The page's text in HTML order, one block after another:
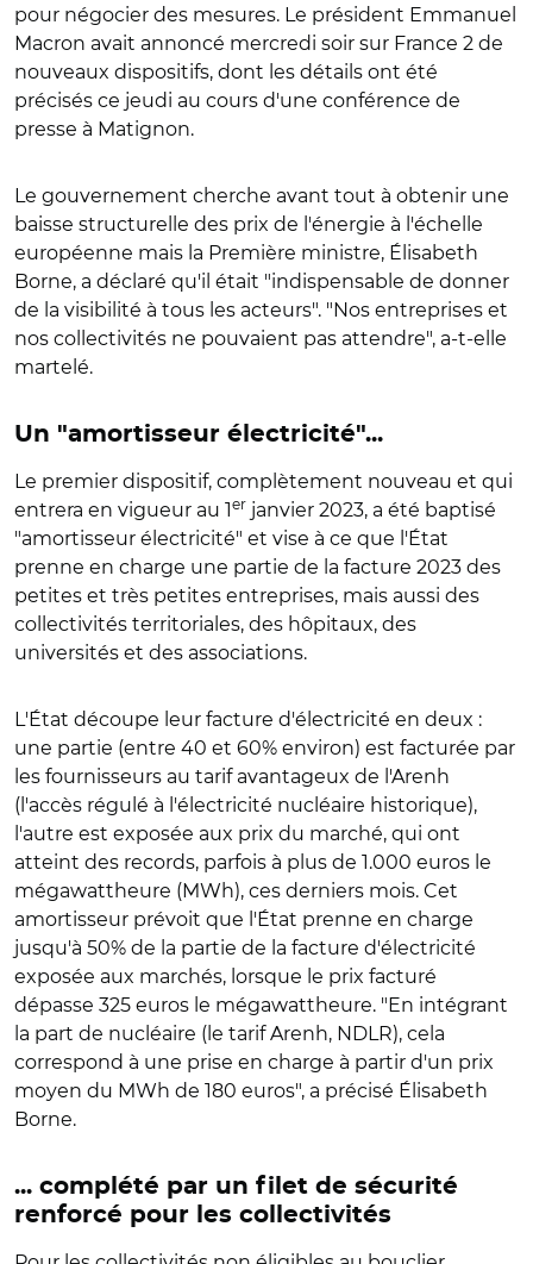
pour négocier des mesures. Le président Emmanuel
Macron avait annoncé mercredi soir sur France 2 de
nouveaux dispositifs, dont les détails ont été
précisés ce jeudi au cours d'une conférence de
presse à Matignon.
Le gouvernement cherche avant tout à obtenir une
baisse structurelle des prix de l'énergie à l'échelle
européenne mais la Première ministre, Élisabeth
Borne, a déclaré qu'il était "indispensable de donner
de la visibilité à tous les acteurs". "Nos entreprises et
nos collectivités ne pouvaient pas attendre", a-t-elle
martelé.
Un "amortisseur électricité"...
Le premier dispositif, complètement nouveau et qui
entrera en vigueur au 1 er janvier 2023, a été baptisé
"amortisseur électricité" et vise à ce que l'État
prenne en charge une partie de la facture 2023 des
petites et très petites entreprises, mais aussi des
collectivités territoriales, des hôpitaux, des
universités et des associations.
L'État découpe leur facture d'électricité en deux :
une partie (entre 40 et 60% environ) est facturée par
les fournisseurs au tarif avantageux de l'Arenh
(l'accès régulé à l'électricité nucléaire historique),
l'autre est exposée aux prix du marché, qui ont
atteint des records, parfois à plus de 1.000 euros le
mégawattheure (MWh), ces derniers mois. Cet
amortisseur prévoit que l'État prenne en charge
jusqu'à 50% de la partie de la facture d'électricité
exposée aux marchés, lorsque le prix facturé
dépasse 325 euros le mégawattheure. "En intégrant
la part de nucléaire (le tarif Arenh, NDLR), cela
correspond à une prise en charge à partir d'un prix
moyen du MWh de 180 euros", a précisé Élisabeth
Borne.
... complété par un filet de sécurité
renforcé pour les collectivités